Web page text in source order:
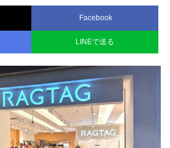
Facebook
LINEで送る